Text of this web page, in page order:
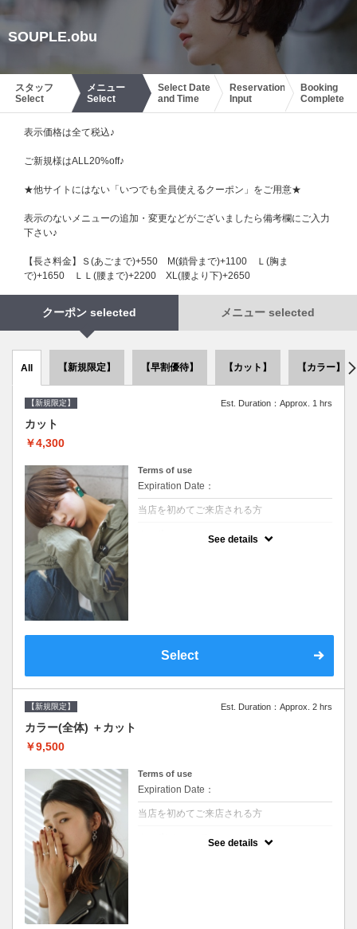
SOUPLE.obu
スタッフ
Select
メニュー
Select
Select Date
and Time
Reservation
Input
Booking
Complete
表示価格は全て税込♪
ご新規様はALL20%off♪
★他サイトにはない「いつでも全員使えるクーポン」をご用意★
表示のないメニューの追加・変更などがございましたら備考欄にご入力
下さい♪
【長さ料金】Ｓ(あごまで)+550 М(鎖骨まで)+1100 Ｌ(胸ま
で)+1650 ＬＬ(腰まで)+2200 XL(腰より下)+2650
クーポン selected メニュー selected
All 【新規限定】 【早割優待】 【カット】 【カラー】
【新規限定】 Est. Duration：Approx. 1 hrs
カット
￥4,300
Terms of use
Expiration Date：
当店を初めてご来店される方
See details
Select
【新規限定】 Est. Duration：Approx. 2 hrs
カラー(全体) ＋カット
￥9,500
Terms of use
Expiration Date：
当店を初めてご来店される方
See details